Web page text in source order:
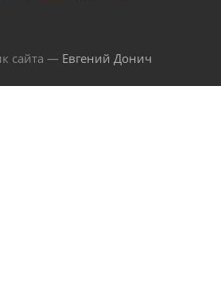
сайта — Евгений Донич